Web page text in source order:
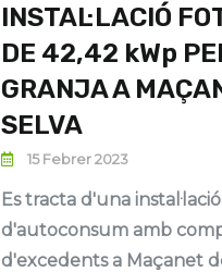
INSTAL·LACIÓ
DE 42,42 kWp
GRANJA A
SELVA
15 Febrer 2023
Es tracta d'una
d'autoconsum amb
d'excedents a Maçanet